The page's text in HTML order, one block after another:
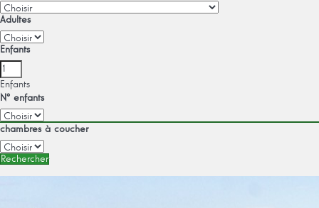
Adultes
Enfants
Enfants
Nº enfants
chambres à coucher
Rechercher